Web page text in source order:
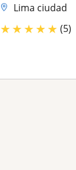
Lima ciudad
★★★★★ (5)